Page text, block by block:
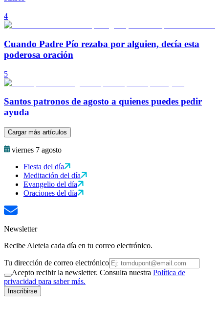
4
Cuando Padre Pío rezaba por alguien, decía esta
poderosa oración
5
Santos patronos de agosto a quienes puedes pedir
ayuda
Cargar más artículos
viernes 7 agosto
Fiesta del día
Meditación del día
Evangelio del día
Oraciones del día
Newsletter
Recibe Aleteia cada día en tu correo electrónico.
Tu dirección de correo electrónico
Acepto recibir la newsletter. Consulta nuestra Política de
privacidad para saber más.
Inscribirse